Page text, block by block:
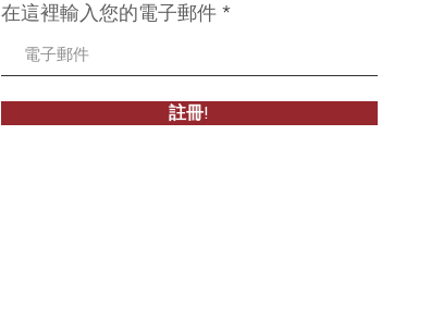
在這裡輸入您的電子郵件
註冊!